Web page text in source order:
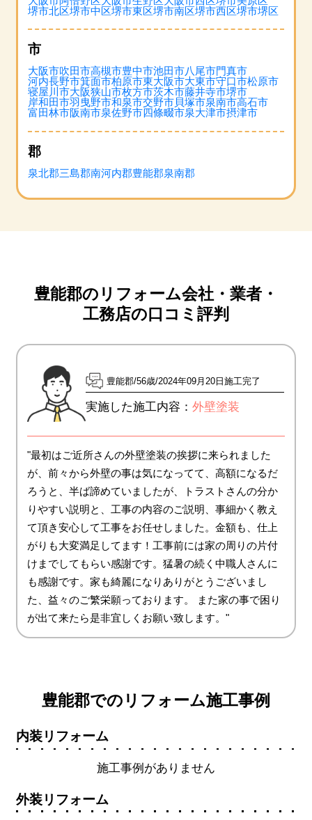
堺市北区堺市中区堺市東区堺市南区堺市西区堺市堺区
市
大阪市吹田市高槻市豊中市池田市八尾市門真市
河内長野市箕面市柏原市東大阪市大東市守口市松原市
寝屋川市大阪狭山市枚方市茨木市藤井寺市堺市
岸和田市羽曳野市和泉市交野市貝塚市泉南市高石市
富田林市阪南市泉佐野市四條畷市泉大津市摂津市
郡
泉北郡三島郡南河内郡豊能郡泉南郡
豊能郡のリフォーム会社・業者・
工務店の口コミ評判
豊能郡 56歳 2024年09月20日施工完了
実施した施工内容：外壁塗装
"最初はご近所さんの外壁塗装の挨拶に来られました
が、前々から外壁の事は気になってて、高額になるだ
ろうと、半ば諦めていましたが、トラストさんの分か
りやすい説明と、工事の内容のご説明、事細かく教え
て頂き安心して工事をお任せしました。金額も、仕上
がりも大変満足してます！工事前には家の周りの片付
けまでしてもらい感謝です。猛暑の続く中職人さんに
も感謝です。家も綺麗になりありがとうございまし
た、益々のご繁栄願っております。 また家の事で困り
が出て来たら是非宜しくお願い致します。"
豊能郡でのリフォーム施工事例
内装リフォーム
施工事例がありません
外装リフォーム